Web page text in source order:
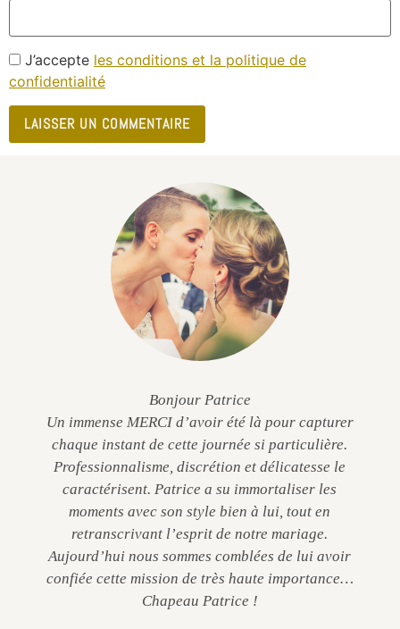
J’accepte les conditions et la politique de
confidentialité
Bonjour Patrice
Un immense MERCI d’avoir été là pour capturer
chaque instant de cette journée si particulière.
Professionnalisme, discrétion et délicatesse le
caractérisent. Patrice a su immortaliser les
moments avec son style bien à lui, tout en
retranscrivant l’esprit de notre mariage.
Aujourd’hui nous sommes comblées de lui avoir
confiée cette mission de très haute importance…
Chapeau Patrice !